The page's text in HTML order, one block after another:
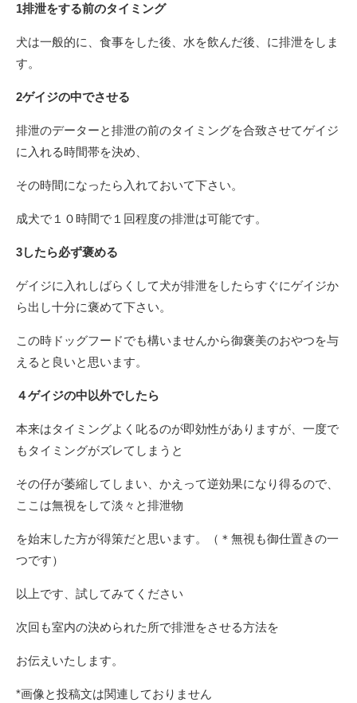
1排泄をする前のタイミング
犬は一般的に、食事をした後、水を飲んだ後、に排泄をしま
す。
2ゲイジの中でさせる
排泄のデーターと排泄の前のタイミングを合致させてゲイジ
に入れる時間帯を決め、
その時間になったら入れておいて下さい。
成犬で１０時間で１回程度の排泄は可能です。
3したら必ず褒める
ゲイジに入れしばらくして犬が排泄をしたらすぐにゲイジか
ら出し十分に褒めて下さい。
この時ドッグフードでも構いませんから御褒美のおやつを与
えると良いと思います。
４ゲイジの中以外でしたら
本来はタイミングよく叱るのが即効性がありますが、一度で
もタイミングがズレてしまうと
その仔が萎縮してしまい、かえって逆効果になり得るので、
ここは無視をして淡々と排泄物
を始末した方が得策だと思います。（＊無視も御仕置きの一
つです）
以上です、試してみてください
次回も室内の決められた所で排泄をさせる方法を
お伝えいたします。
*画像と投稿文は関連しておりません